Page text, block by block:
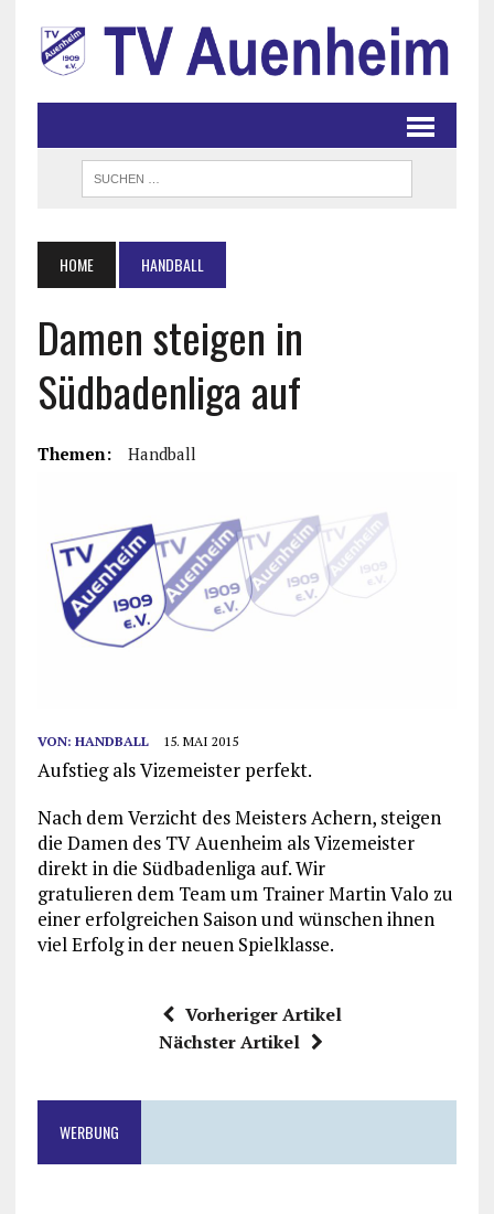
HOME HANDBALL
Damen steigen in
Südbadenliga auf
Themen: Handball
VON: HANDBALL 15. MAI 2015
Aufstieg als Vizemeister perfekt.
Nach dem Verzicht des Meisters Achern, steigen
die Damen des TV Auenheim als Vizemeister
direkt in die Südbadenliga auf. Wir
gratulieren dem Team um Trainer Martin Valo zu
einer erfolgreichen Saison und wünschen ihnen
viel Erfolg in der neuen Spielklasse.
Vorheriger Artikel
Nächster Artikel
WERBUNG